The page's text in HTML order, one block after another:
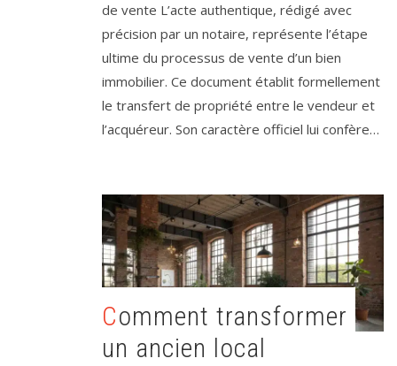
de vente L’acte authentique, rédigé avec
précision par un notaire, représente l’étape
ultime du processus de vente d’un bien
immobilier. Ce document établit formellement
le transfert de propriété entre le vendeur et
l’acquéreur. Son caractère officiel lui confère…
Comment transformer
un ancien local